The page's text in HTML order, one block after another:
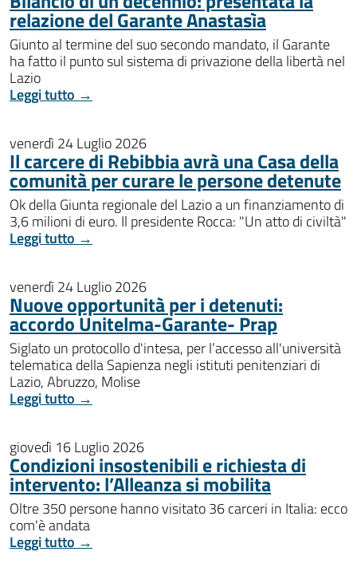
relazione del Garante Anastasìa
Giunto al termine del suo secondo mandato, il Garante
ha fatto il punto sul sistema di privazione della libertà nel
Lazio
Leggi tutto →
venerdì 24 Luglio 2026
Il carcere di Rebibbia avrà una Casa della
comunità per curare le persone detenute
Ok della Giunta regionale del Lazio a un finanziamento di
3,6 milioni di euro. Il presidente Rocca: "Un atto di civiltà"
Leggi tutto →
venerdì 24 Luglio 2026
Nuove opportunità per i detenuti:
accordo Unitelma-Garante- Prap
Siglato un protocollo d'intesa, per l’accesso all'università
telematica della Sapienza negli istituti penitenziari di
Lazio, Abruzzo, Molise
Leggi tutto →
giovedì 16 Luglio 2026
Condizioni insostenibili e richiesta di
intervento: l’Alleanza si mobilita
Oltre 350 persone hanno visitato 36 carceri in Italia: ecco
com'è andata
Leggi tutto →